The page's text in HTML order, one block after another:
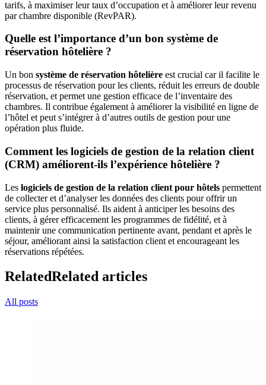
tarifs, à maximiser leur taux d’occupation et à améliorer leur revenu
par chambre disponible (RevPAR).
Quelle est l’importance d’un bon système de
réservation hôtelière ?
Un bon système de réservation hôtelière est crucial car il facilite le
processus de réservation pour les clients, réduit les erreurs de double
réservation, et permet une gestion efficace de l’inventaire des
chambres. Il contribue également à améliorer la visibilité en ligne de
l’hôtel et peut s’intégrer à d’autres outils de gestion pour une
opération plus fluide.
Comment les logiciels de gestion de la relation client
(CRM) améliorent-ils l’expérience hôtelière ?
Les logiciels de gestion de la relation client pour hôtels permettent
de collecter et d’analyser les données des clients pour offrir un
service plus personnalisé. Ils aident à anticiper les besoins des
clients, à gérer efficacement les programmes de fidélité, et à
maintenir une communication pertinente avant, pendant et après le
séjour, améliorant ainsi la satisfaction client et encourageant les
réservations répétées.
RelatedRelated articles
All posts